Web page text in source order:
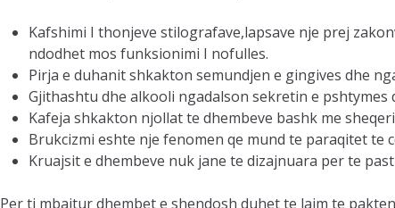
Kafshimi I thonjeve stilografave,lapsave nje prej
ndodhet mos funksionimi I nofulles.
Pirja e duhanit shkakton semundjen e gingives dhe
Gjithashtu dhe alkooli ngadalson sekretin e
Kafeja shkakton njollat te dhembeve bashk me
Brukcizmi eshte nje fenomen qe mund te paraqitet te
Kruajsit e dhembeve nuk jane te dizajnuara per te
Per ti mbajtur dhembet e shendosh duhet te lajm te